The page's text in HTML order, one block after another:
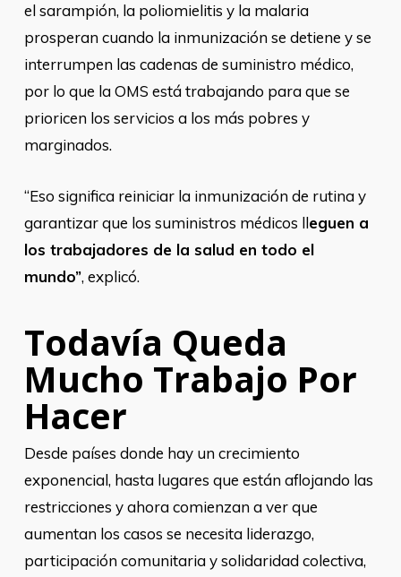
el sarampión, la poliomielitis y la malaria
prosperan cuando la inmunización se detiene y se
interrumpen las cadenas de suministro médico,
por lo que la OMS está trabajando para que se
prioricen los servicios a los más pobres y
marginados.
“Eso significa reiniciar la inmunización de rutina y
garantizar que los suministros médicos lleguen a
los trabajadores de la salud en todo el
mundo”, explicó.
Todavía Queda
Mucho Trabajo Por
Hacer
Desde países donde hay un crecimiento
exponencial, hasta lugares que están aflojando las
restricciones y ahora comienzan a ver que
aumentan los casos se necesita liderazgo,
participación comunitaria y solidaridad colectiva,